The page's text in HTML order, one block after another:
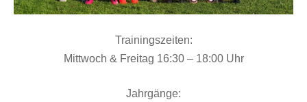
Trainingszeiten:
Mittwoch & Freitag 16:30 – 18:00 Uhr
Jahrgänge: